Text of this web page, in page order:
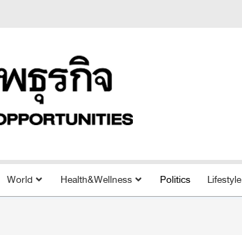
World Health&Wellness Politics Lifestyle